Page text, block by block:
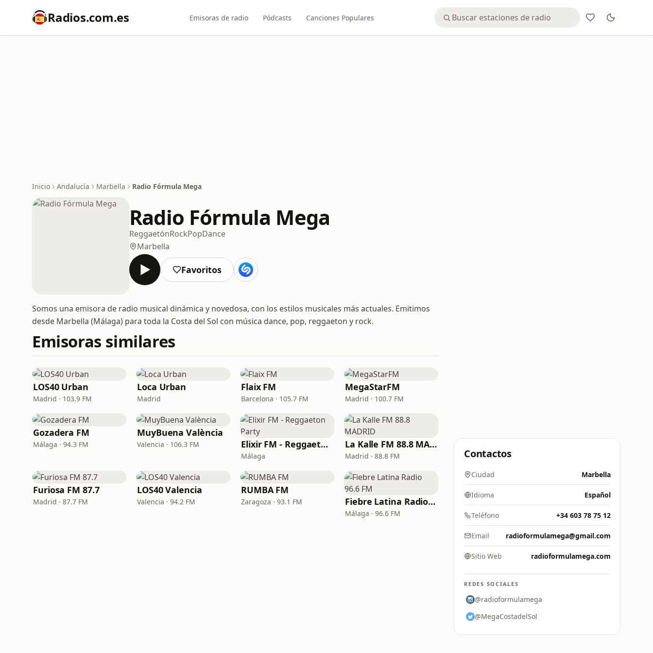
Radios.com.es Emisoras de radio Pódcasts Canciones Populares
Inicio Andalucía Marbella Radio Fórmula Mega
Radio Fórmula Mega
ReggaetónRockPopDance
Marbella
Favoritos
Somos una emisora de radio musical dinámica y novedosa, con los estilos musicales más actuales. Emitimos
desde Marbella (Málaga) para toda la Costa del Sol con música dance, pop, reggaeton y rock.
Emisoras similares
LOS40 Urban
Madrid · 103.9 FM
Loca Urban
Madrid
Flaix FM
Barcelona · 105.7 FM
MegaStarFM
Madrid · 100.7 FM
Gozadera FM
Málaga · 94.3 FM
MuyBuena València
Valencia · 106.3 FM Elixir FM - Reggaeton Party
Málaga
La Kalle FM 88.8 MADRID
Madrid · 88.8 FM
Furiosa FM 87.7
Madrid · 87.7 FM
LOS40 Valencia
Valencia · 94.2 FM
RUMBA FM
Zaragoza · 93.1 FM Fiebre Latina Radio 96.6 FM
Málaga · 96.6 FM
Contactos
Ciudad Marbella
Idioma Español
Teléfono +34 603 78 75 12
Email radioformulamega@gmail.com
Sitio Web radioformulamega.com
REDES SOCIALES
@radioformulamega
@MegaCostadelSol